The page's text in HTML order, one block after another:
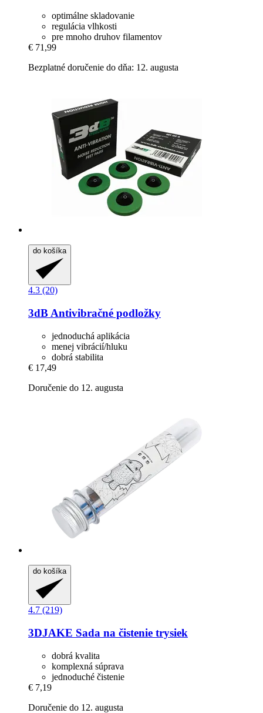
optimálne skladovanie
regulácia vlhkosti
pre mnoho druhov filamentov
€ 71,99
Bezplatné doručenie do dňa: 12. augusta
do košíka
4.3 (20)
3dB Antivibračné podložky
jednoduchá aplikácia
menej vibrácií/hluku
dobrá stabilita
€ 17,49
Doručenie do 12. augusta
do košíka
4.7 (219)
3DJAKE Sada na čistenie trysiek
dobrá kvalita
komplexná súprava
jednoduché čistenie
€ 7,19
Doručenie do 12. augusta